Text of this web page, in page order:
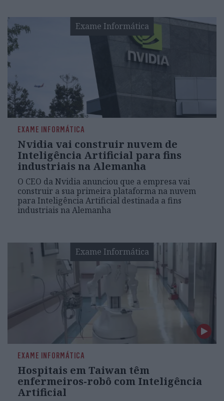
Exame Informática
EXAME INFORMÁTICA
Nvidia vai construir nuvem de
Inteligência Artificial para fins
industriais na Alemanha
O CEO da Nvidia anunciou que a empresa vai
construir a sua primeira plataforma na nuvem
para Inteligência Artificial destinada a fins
industriais na Alemanha
Exame Informática
EXAME INFORMÁTICA
Hospitais em Taiwan têm
enfermeiros-robô com Inteligência
Artificial